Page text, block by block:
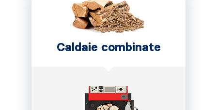
Caldaie combinate